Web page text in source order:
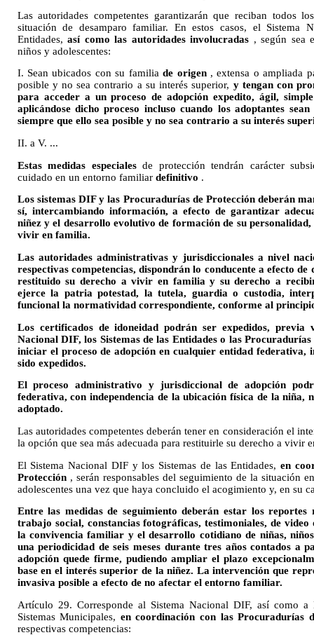
Las autoridades competentes garantizarán que reciban todos
situación de desamparo familiar. En estos casos, el Sistema
Entidades,así como las autoridades involucradas , según sea
niños y adolescentes:
I. Sean ubicados con su familiade origen, extensa o ampliada
posible y no sea contrario a su interés superior, y tengan con
para acceder a un proceso de adopción expedito, ágil,
aplicándose dicho proceso incluso cuando los adoptantes
siempre que ello sea posible y no sea contrario a su interés
II. a V. ...
Estas medidas especialesde protección tendrán carácter
cuidado en un entorno familiar definitivo .
Los sistemas DIF y las Procuradurías de Protección deberán
sí, intercambiando información, a efecto de garantizar
niñez y el desarrollo evolutivo de formación de su
vivir en familia.
Las autoridades administrativas y jurisdiccionales a nivel
respectivas competencias, dispondrán lo conducente a efecto de
restituido su derecho a vivir en familia y su derecho a
ejerce la patria potestad, la tutela, guardia o custodia,
funcional la normatividad correspondiente, conforme al
Los certificados de idoneidad podrán ser expedidos, previa
Nacional DIF, los Sistemas de las Entidades o las
iniciar el proceso de adopción en cualquier entidad federativa,
sido expedidos.
El proceso administrativo y jurisdiccional de adopción
federativa, con independencia de la ubicación física de la niña,
adoptado.
Las autoridades competentes deberán tener en consideración el
la opción que sea más adecuada para restituirle su derecho a vivir
El Sistema Nacional DIF y los Sistemas de las Entidades,en
Protección, serán responsables del seguimiento de la situación
adolescentes una vez que haya concluido el acogimiento y, en su
Entre las medidas de seguimiento deberán estar los reportes
trabajo social, constancias fotográficas, testimoniales, de
la convivencia familiar y el desarrollo cotidiano de niñas,
una periodicidad de seis meses durante tres años contados a
adopción quede firme, pudiendo ampliar el plazo
base en el interés superior de la niñez. La intervención que
invasiva posible a efecto de no afectar el entorno familiar.
Artículo 29. Corresponde al Sistema Nacional DIF, así como a
Sistemas Municipales, en coordinación con las Procuradurías
respectivas competencias: